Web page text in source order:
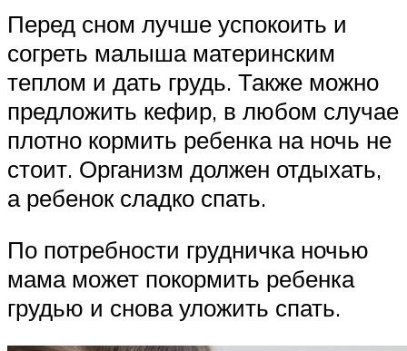
Перед сном лучше успокоить и
согреть малыша материнским
теплом и дать грудь. Также можно
предложить кефир, в любом случае
плотно кормить ребенка на ночь не
стоит. Организм должен отдыхать,
а ребенок сладко спать.
По потребности грудничка ночью
мама может покормить ребенка
грудью и снова уложить спать.